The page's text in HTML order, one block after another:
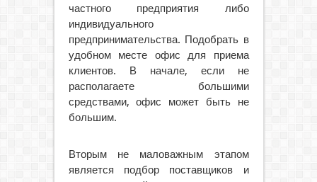
частного предприятия либо
индивидуального
предпринимательства. Подобрать в
удобном месте офис для приема
клиентов. В начале, если не
располагаете большими
средствами, офис может быть не
большим.
Вторым не маловажным этапом
является подбор поставщиков и